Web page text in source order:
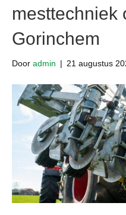
mesttechniek
Gorinchem
Door admin | 21 augustus